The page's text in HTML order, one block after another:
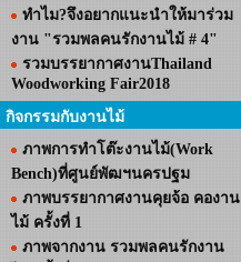
ทำไม?จึงอยากแนะนำให้มาร่วม
งาน "รวมพลคนรักงานไม้ # 4"
รวมบรรยากาศงานThailand
Woodworking Fair2018
กิจกรรมกับงานไม้
ภาพการทำโต๊ะงานไม้(Work
Bench)ที่ศูนย์พัฒฯนครปฐม
ภาพบรรยากาศงานคุยจ้อ คองาน
ไม้ ครั้งที่ 1
ภาพจากงาน รวมพลคนรักงาน